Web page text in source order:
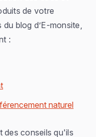
de votre
blog d’E-monsite,
:
naturel
des conseils qu'ils